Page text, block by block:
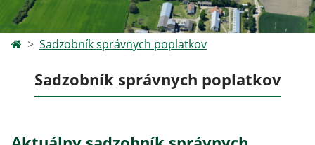
Sadzobník správnych poplatkov
Sadzobník správnych poplatkov